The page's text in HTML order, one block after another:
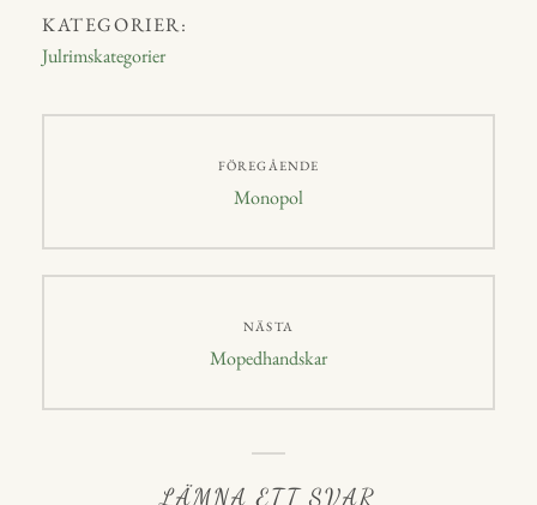
ail bo
ok
en
r p
KATEGORIER:
Julrimskategorier
FÖREGÅENDE
Föregående
Monopol
NÄSTA
Nästa
Mopedhandskar
LÄMNA ETT SVAR